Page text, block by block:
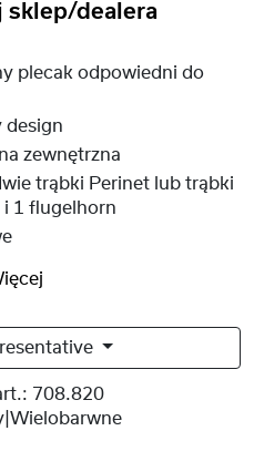
sklep/dealera
plecak odpowiedni do
design
zewnętrzna
trąbki Perinet lub trąbki
1 flugelhorn
708.820